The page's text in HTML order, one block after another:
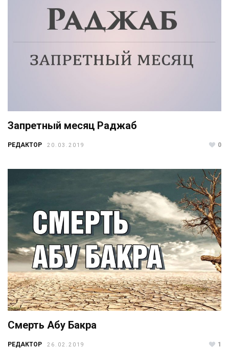
Запретный месяц Раджаб
РЕДАКТОР 20.03.2019 0
Смерть Абу Бакра
РЕДАКТОР 26.02.2019 1